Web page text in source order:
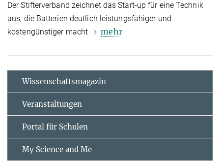
Der Stifterverband zeichnet das Start-up für eine Technik
aus, die Batterien deutlich leistungsfähiger und
kostengünstiger macht
mehr
Wissenschaftsmagazin
Veranstaltungen
Portal für Schulen
My Science and Me